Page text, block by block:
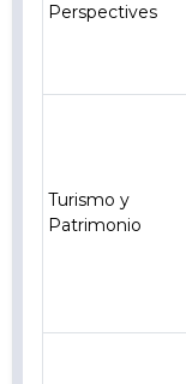
Perspectives
Turismo y
Patrimonio